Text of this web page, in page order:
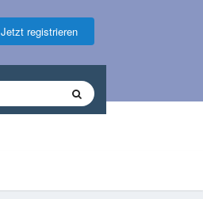
Jetzt registrieren